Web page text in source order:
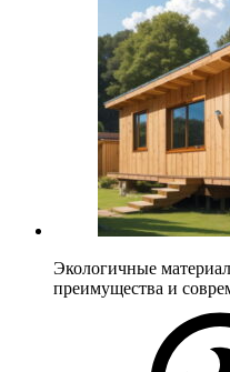
Экологичные
преимущества и